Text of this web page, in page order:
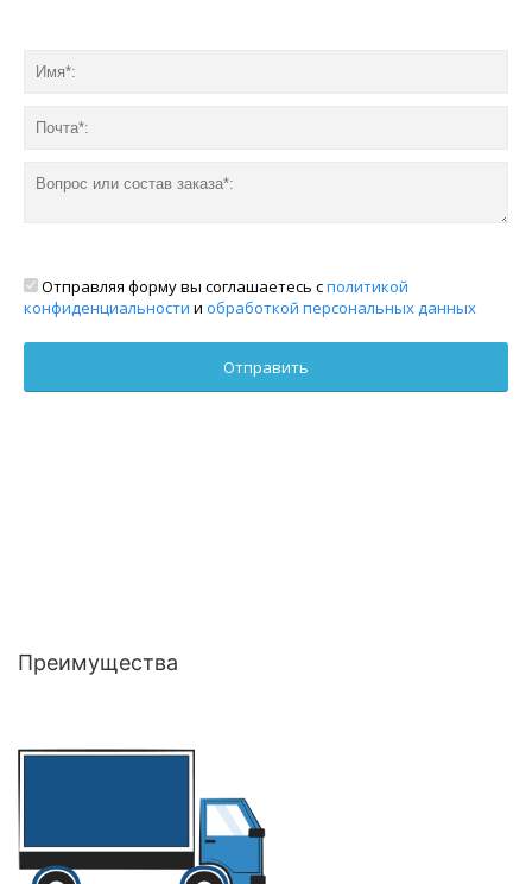
Отправляя форму вы соглашаетесь сполитикой
конфиденциальности и обработкой персональных данных
Преимущества